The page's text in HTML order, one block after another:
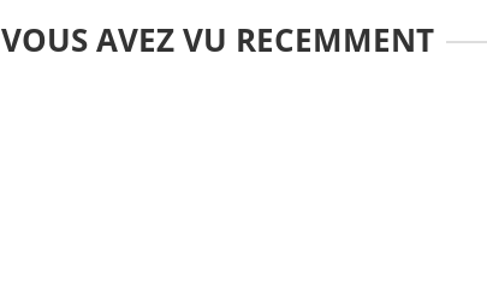
VOUS AVEZ VU RECEMMENT